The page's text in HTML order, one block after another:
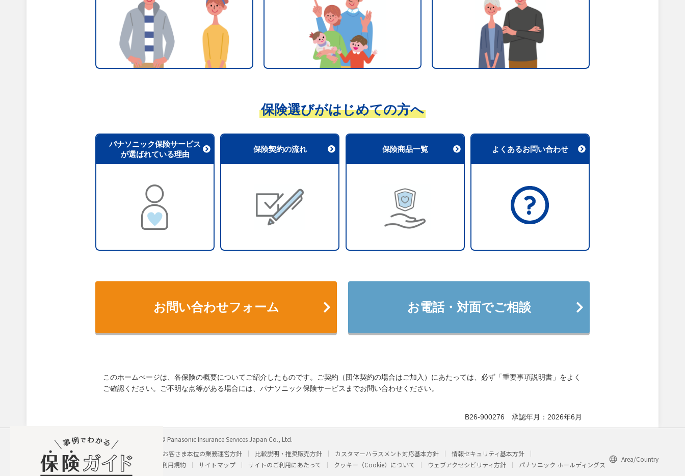
保険選びがはじめての方へ
パナソニック保険サービス
が選ばれている理由
保険契約の流れ 保険商品一覧 よくあるお問い合わせ
お問い合わせフォーム お電話・対面でご相談
このホームぺージは、各保険の概要についてご紹介したものです。ご契約（団体契約の場合はご加入）にあたっては、必ず「重要事項説明書」をよく
ご確認ください。ご不明な点等がある場合には、パナソニック保険サービスまでお問い合わせください。
B26-900276 承認年月：2026年6月
パナソニック保険サービス株式会社
Copyright © Panasonic Insurance Services Japan Co., Ltd.
会社概要
個人情報保護方針 勧誘方針 お客さま本位の業務運営方針 比較説明・推奨販売方針 カスタマーハラスメント対応基本方針
情報セキュリティ基本方針
採用に関するお問い合わせ
わたしの保険手帳利用規約 サイトマップ サイトのご利用にあたって クッキー（Cookie）について ウェブアクセシビリティ方針 パナソニック ホールディングス
Area/Country